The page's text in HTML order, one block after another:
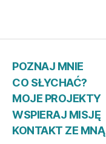
POZNAJ MNIE
CO SŁYCHAĆ?
MOJE PROJEKTY
WSPIERAJ MISJĘ
KONTAKT ZE MNĄ